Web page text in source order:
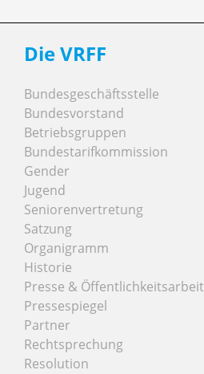
Die VRFF
Bundesgeschäftsstelle
Bundesvorstand
Betriebsgruppen
Bundestarifkommission
Gender
Jugend
Seniorenvertretung
Satzung
Organigramm
Historie
Presse & Öffentlichkeitsarbeit
Pressespiegel
Partner
Rechtsprechung
Resolution